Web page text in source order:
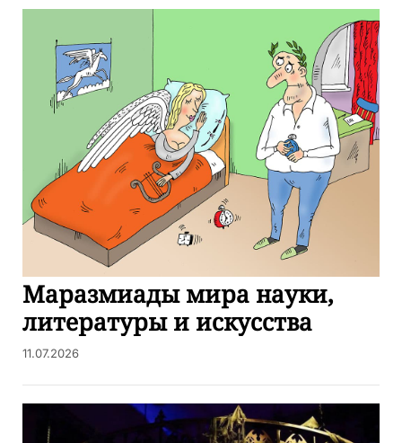
Маразмиады мира науки,
литературы и искусства
11.07.2026